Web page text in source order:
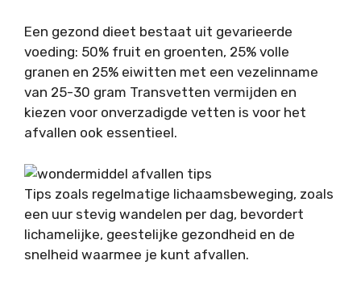
Een gezond dieet bestaat uit gevarieerde
voeding: 50% fruit en groenten, 25% volle
granen en 25% eiwitten met een vezelinname
van 25-30 gram Transvetten vermijden en
kiezen voor onverzadigde vetten is voor het
afvallen ook essentieel.
Tips zoals regelmatige lichaamsbeweging, zoals
een uur stevig wandelen per dag, bevordert
lichamelijke, geestelijke gezondheid en de
snelheid waarmee je kunt afvallen.